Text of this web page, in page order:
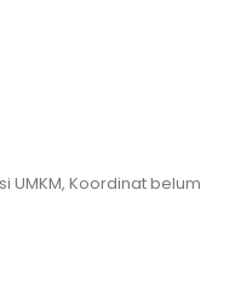
UMKM, Koordinat belum